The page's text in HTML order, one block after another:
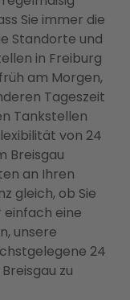
Sie immer die
Standorte und
in Freiburg
am Morgen,
Tageszeit
Tankstellen
von 24
Breisgau
an Ihren
gleich, ob Sie
einfach eine
unsere
24
zu